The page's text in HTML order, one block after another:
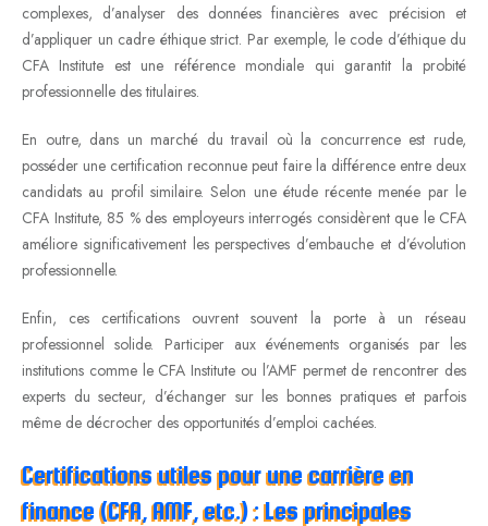
complexes, d’analyser des données financières avec précision et
d’appliquer un cadre éthique strict. Par exemple, le code d’éthique du
CFA Institute est une référence mondiale qui garantit la probité
professionnelle des titulaires.
En outre, dans un marché du travail où la concurrence est rude,
posséder une certification reconnue peut faire la différence entre deux
candidats au profil similaire. Selon une étude récente menée par le
CFA Institute, 85 % des employeurs interrogés considèrent que le CFA
améliore significativement les perspectives d’embauche et d’évolution
professionnelle.
Enfin, ces certifications ouvrent souvent la porte à un réseau
professionnel solide. Participer aux événements organisés par les
institutions comme le CFA Institute ou l’AMF permet de rencontrer des
experts du secteur, d’échanger sur les bonnes pratiques et parfois
même de décrocher des opportunités d’emploi cachées.
Certifications utiles pour une carrière en
finance (CFA, AMF, etc.) : Les principales